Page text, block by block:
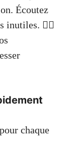
Écoutez
inutiles. 🧘‍♂️
pour chaque